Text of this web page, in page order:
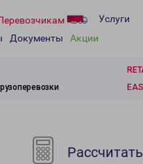
Услуги
Документы Акции